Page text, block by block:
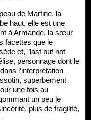
de Martine, la
haut, elle est une
à Armande, la sœur
facettes que le
et, "last but not
personnage dont le
l’interprétation
superbement
une fois au
un peu le
plus de fragilité,